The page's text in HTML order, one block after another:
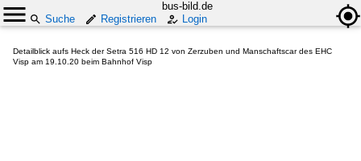
bus-bild.de
Suche
Registrieren Login
Detailblick aufs Heck der Setra 516 HD 12 von Zerzuben und Manschaftscar des EHC
Visp am 19.10.20 beim Bahnhof Visp